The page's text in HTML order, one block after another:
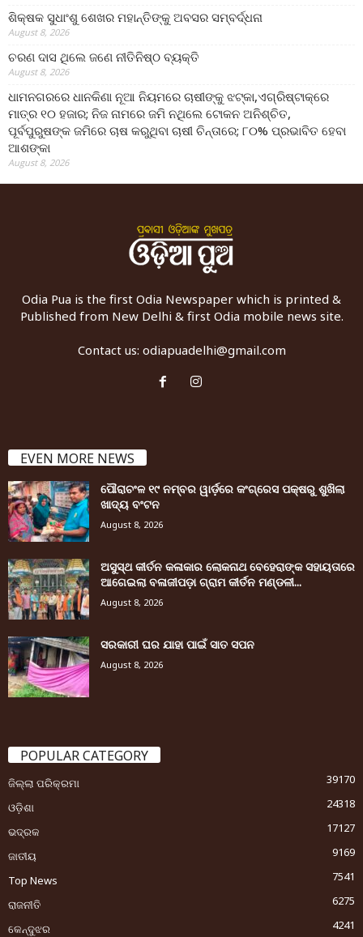
ଶିକ୍ଷକ ସୁଧାଂଶୁ ଶେଖର ମହାନ୍ତିଙ୍କୁ ଅବସର ସମ୍ବର୍ଦ୍ଧନା
August 8, 2026
ଚରଣ ଦାସ ଥିଲେ ଜଣେ ନୀତିନିଷ୍ଠ ବ୍ୟକ୍ତି
August 8, 2026
ଧାମନଗରରେ ଧାନକିଣା ନୂଆ ନିୟମରେ ଚାଷୀଙ୍କୁ ଝଟ୍‌କା,ଏଗ୍ରିଷ୍ଟାକ୍‌ରେ
ମାତ୍ର ୧୦ ହଜାର; ନିଜ ନାମରେ ଜମି ନଥିଲେ ଟୋକନ ଅନିଶ୍ଚିତ,
ପୂର୍ବପୁରୁଷଙ୍କ ଜମିରେ ଚାଷ କରୁଥିବା ଚାଷୀ ଚିନ୍ତାରେ; ୮୦% ପ୍ରଭାବିତ ହେବା
ଆଶଙ୍କା
August 8, 2026
Odia Pua is the first Odia Newspaper which is printed &
Published from New Delhi & first Odia mobile news site.
Contact us: odiapuadelhi@gmail.com
EVEN MORE NEWS
ପୌରାଚଂଳ ୧୯ ନମ୍ବର ୱାର୍ଡ଼ରେ କଂଗ୍ରେସ ପକ୍ଷରୁ ଶୁଖିଲା
ଖାଦ୍ୟ ବଂଟନ
August 8, 2026
ଅସୁସ୍ଥ କୀର୍ତନ କଳାକାର ଲୋକନାଥ ବେହେରାଙ୍କ ସହାୟତାରେ
ଆଗେଇଲା ବଳାଜୀପଡ଼ା ଗ୍ରାମ କୀର୍ତନ ମଣ୍ଡଳୀ...
August 8, 2026
ସରକାରୀ ଘର ଯାହା ପାଇଁ ସାତ ସପନ
August 8, 2026
POPULAR CATEGORY
ଜିଲ୍ଲା ପରିକ୍ରମା
39170
ଓଡ଼ିଶା
24318
ଭଦ୍ରକ
17127
ଜାତୀୟ
9169
Top News
7541
ରାଜନୀତି
6275
କେନ୍ଦୁଝର
4241